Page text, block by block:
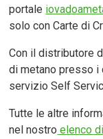
portale
solo con Carte di
Con il distributore
di metano presso i
servizio Self
Tutte le altre
nel nostro elenco